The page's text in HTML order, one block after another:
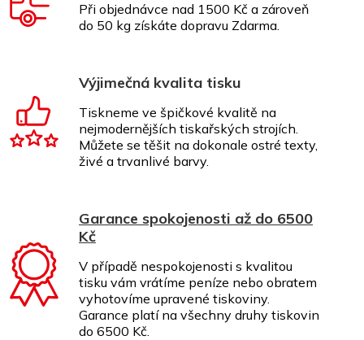
Při objednávce nad 1500 Kč a zároveň
do 50 kg získáte dopravu Zdarma.
Výjimečná kvalita tisku
Tiskneme ve špičkové kvalitě na
nejmodernějších tiskařských strojích.
Můžete se těšit na dokonale ostré texty,
živé a trvanlivé barvy.
Garance spokojenosti až do 6500
Kč
V případě nespokojenosti s kvalitou
tisku vám vrátíme peníze nebo obratem
vyhotovíme upravené tiskoviny.
Garance platí na všechny druhy tiskovin
do 6500 Kč.